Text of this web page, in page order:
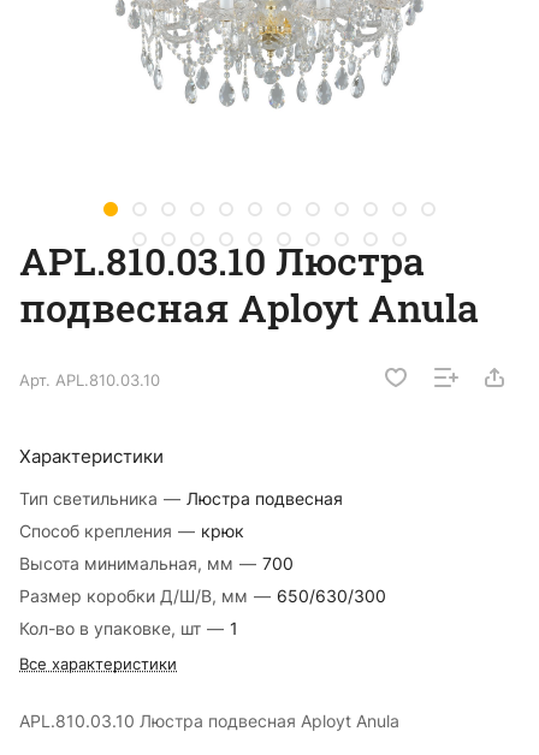
APL.810.03.10 Люстра
подвесная Aployt Anula
Арт. APL.810.03.10
Характеристики
Тип светильника — Люстра подвесная
Способ крепления — крюк
Высота минимальная, мм — 700
Размер коробки Д/Ш/В, мм — 650/630/300
Кол-во в упаковке, шт — 1
Все характеристики
APL.810.03.10 Люстра подвесная Aployt Anula